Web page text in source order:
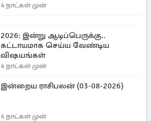
4 நாட்கள் முன்
2026: இன்று ஆடிப்பெருக்கு..
கட்டாயமாக செய்ய வேண்டிய
விஷயங்கள்
4 நாட்கள் முன்
இன்றைய ராசிபலன் (03-08-2026)
4 நாட்கள் முன்